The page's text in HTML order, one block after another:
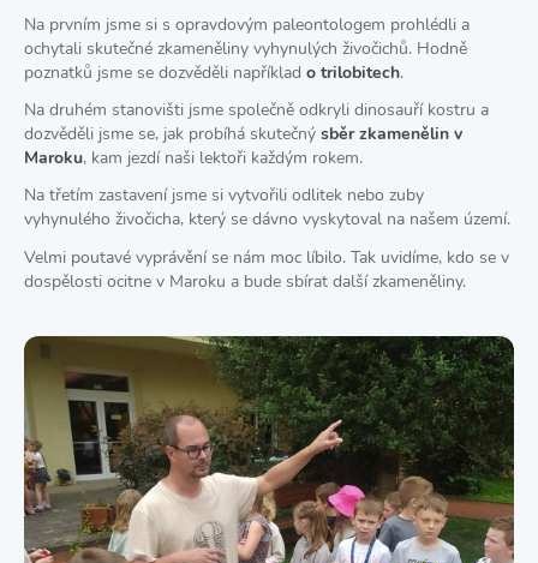
Na prvním jsme si s opravdovým paleontologem prohlédli a
ochytali skutečné zkameněliny vyhynulých živočichů. Hodně
poznatků jsme se dozvěděli například o trilobitech.
Na druhém stanovišti jsme společně odkryli dinosauří kostru a
dozvěděli jsme se, jak probíhá skutečný sběr zkamenělin v
Maroku, kam jezdí naši lektoři každým rokem.
Na třetím zastavení jsme si vytvořili odlitek nebo zuby
vyhynulého živočicha, který se dávno vyskytoval na našem území.
Velmi poutavé vyprávění se nám moc líbilo. Tak uvidíme, kdo se v
dospělosti ocitne v Maroku a bude sbírat další zkameněliny.